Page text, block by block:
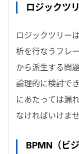
ロジックツ
ロジックツリー
析を行なうフレ
から派生する問
論理的に検討で
にあたっては漏
なければいけま
BPMN（ビ